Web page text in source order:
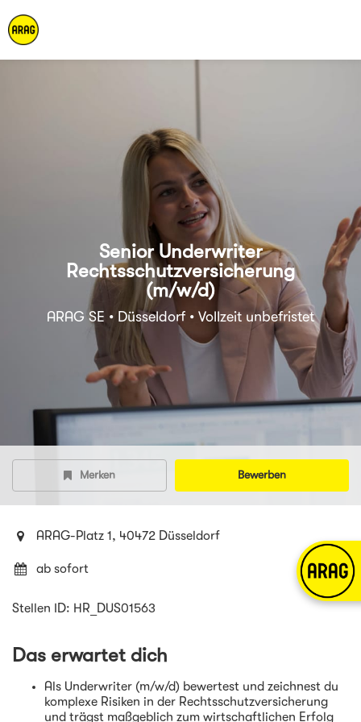
Senior Underwriter
Rechtsschutzversicherung
(m/w/d)
ARAG SE • Düsseldorf • Vollzeit unbefristet
Merken Bewerben
ARAG-Platz 1, 40472 Düsseldorf
ab sofort
Stellen ID: HR_DUS01563
Das erwartet dich
Als Underwriter (m/w/d) bewertest und zeichnest du
komplexe Risiken in der Rechtsschutzversicherung
und trägst maßgeblich zum wirtschaftlichen Erfolg